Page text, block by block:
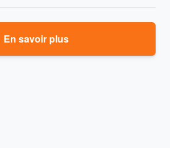
En savoir plus